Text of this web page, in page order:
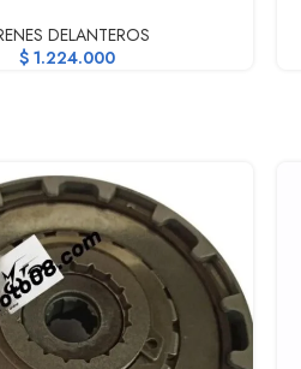
DELANTEROS
$ 1.224.000